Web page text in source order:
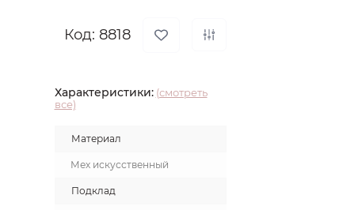
Код: 8818
Характеристики: (смотреть
все)
Материал
Мех искусственный
Подклад